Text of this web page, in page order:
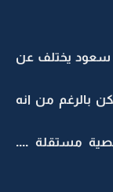
سعود يختلف عن
بالرغم من انه
مستقلة ....